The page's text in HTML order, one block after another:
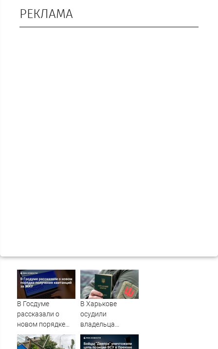
РЕКЛАМА
В Госдуме
рассказали о
новом порядке
получения
квитанций за
В Харькове
осудили
владельца
канала о засадах
ТЦК